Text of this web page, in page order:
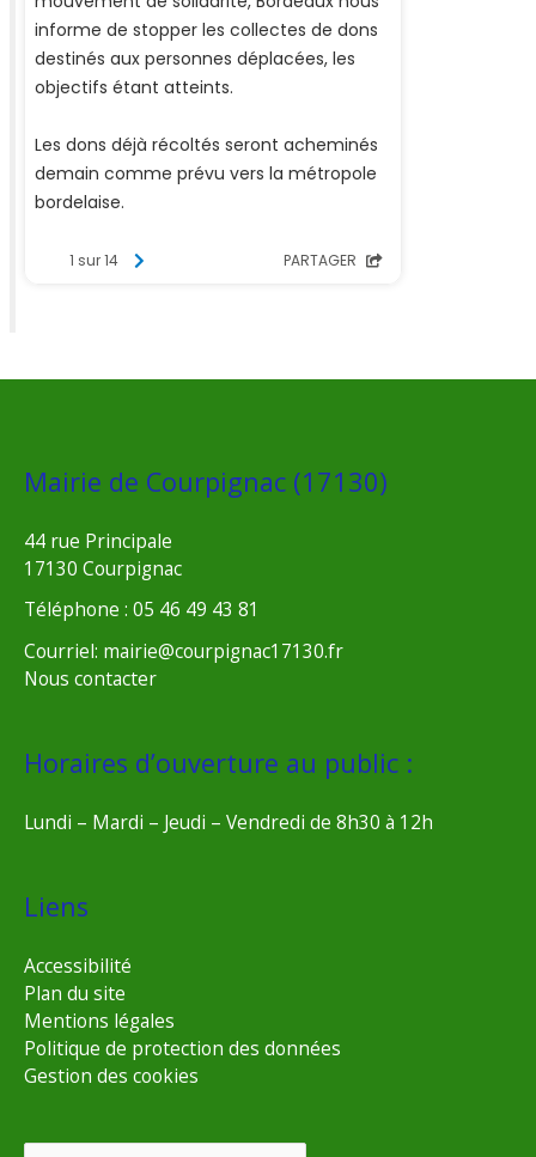
Mairie de Courpignac (17130)
44 rue Principale
17130 Courpignac
Téléphone : 05 46 49 43 81
Courriel: mairie@courpignac17130.fr
Nous contacter
Horaires d’ouverture au public :
Lundi – Mardi – Jeudi – Vendredi de 8h30 à 12h
Liens
Accessibilité
Plan du site
Mentions légales
Politique de protection des données
Gestion des cookies